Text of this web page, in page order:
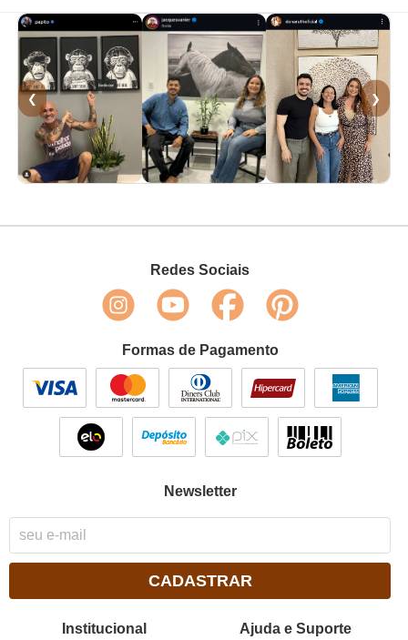
❮ ❯
Redes Sociais
Formas de Pagamento
Newsletter
CADASTRAR
Institucional Ajuda e Suporte